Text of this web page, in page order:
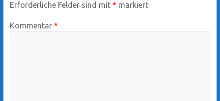
Erforderliche Felder sind mit * markiert
Kommentar *